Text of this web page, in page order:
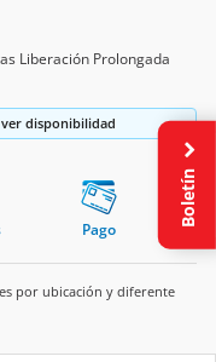
Liberación Prolongada
disponibilidad
Pago
por ubicación y diferente
Boletín